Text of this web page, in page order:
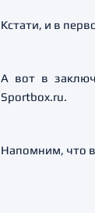
Кстати, и в
А вот в
Sportbox.ru.
Напомним, что